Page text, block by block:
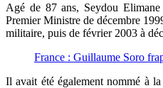
Agé de 87 ans, Seydou
Premier Ministre de décembre
militaire, puis de février 2003 à
France : Guillaume Soro
Il avait été également nommé à